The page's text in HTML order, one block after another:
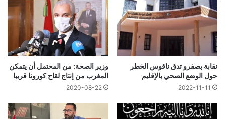
نقابة بصفرو تدق ناقوس الخطر
حول الوضع الصحي بالإقليم
2022-11-11
وزير الصحة: من المحتمل أن يتمكن
المغرب من إنتاج لقاح كورونا قريبا
2020-08-22